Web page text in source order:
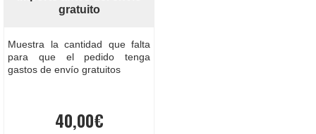
gratuito
Muestra la cantidad que falta
para que el pedido tenga
gastos de envío gratuitos
40,00€